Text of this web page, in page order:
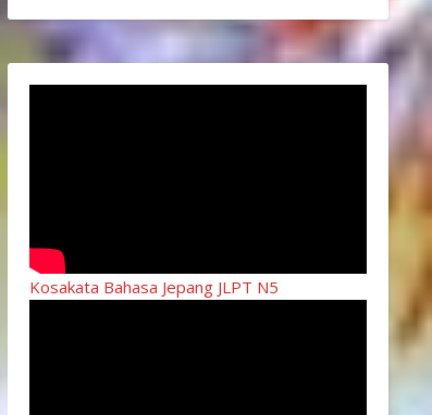
Kosakata Bahasa Jepang JLPT N5